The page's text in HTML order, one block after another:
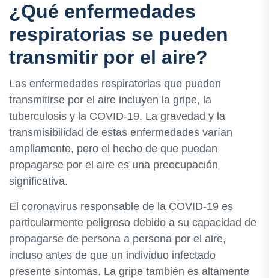
¿Qué enfermedades
respiratorias se pueden
transmitir por el aire?
Las enfermedades respiratorias que pueden
transmitirse por el aire incluyen la gripe, la
tuberculosis y la COVID-19. La gravedad y la
transmisibilidad de estas enfermedades varían
ampliamente, pero el hecho de que puedan
propagarse por el aire es una preocupación
significativa.
El coronavirus responsable de la COVID-19 es
particularmente peligroso debido a su capacidad de
propagarse de persona a persona por el aire,
incluso antes de que un individuo infectado
presente síntomas. La gripe también es altamente